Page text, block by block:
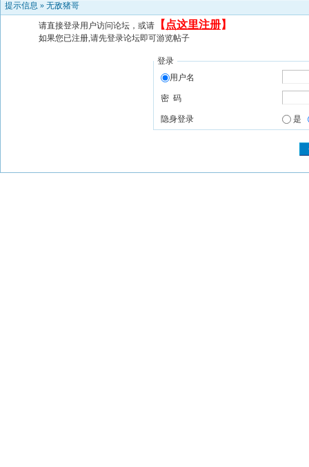
提示信息 » 无敌猪哥
请直接登录用户访问论坛，或请 【 点这里注册】
如果您已注册,请先登录论坛即可游览帖子
登录
用户名
密 码
隐身登录 是